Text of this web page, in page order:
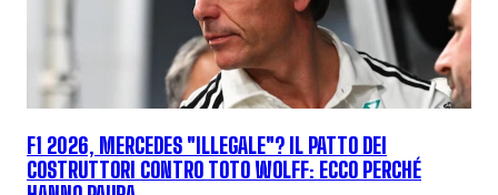
F1 2026, MERCEDES "ILLEGALE"? IL PATTO DEI
COSTRUTTORI CONTRO TOTO WOLFF: ECCO PERCHÉ